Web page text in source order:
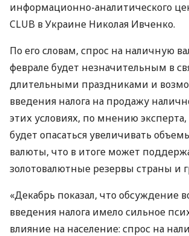
информационно-аналитического
CLUB в Украине Николая Ивченко.
По его словам, спрос на наличную
феврале будет незначительным в
длительными праздниками и
введения налога на продажу
этих условиях, по мнению
будет опасаться увеличивать
валюты, что в итоге может
золотовалютные резервы страны и
«Декабрь показал, что обсуждение
введения налога имело сильное
влияние на население: спрос на